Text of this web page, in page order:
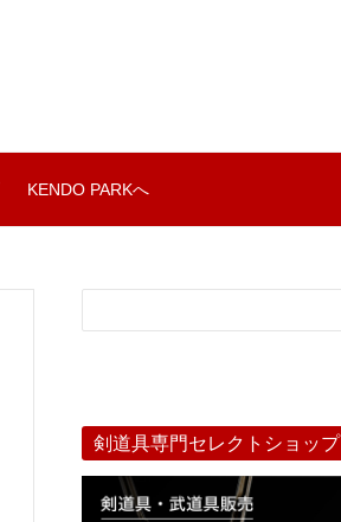
KENDO PARKへ
剣道具専門セレクトショップ